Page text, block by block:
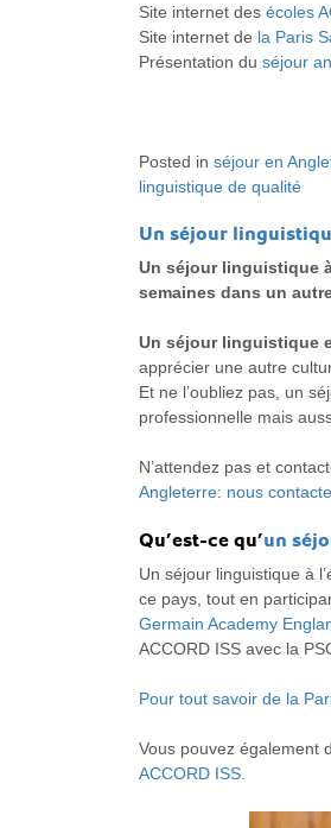
Site internet des écoles
Site internet de la Paris
Présentation du séjour
Posted in séjour en
linguistique de qualité
Un séjour
Un séjour linguistique
semaines dans un
Un séjour linguistique
apprécier une autre
Et ne l’oubliez pas, un
professionnelle mais
N’attendez pas et
Angleterre: nous
Qu’est-ce qu’un
Un séjour linguistique à
ce pays, tout en
Germain Academy
ACCORD ISS avec la
Pour tout savoir de la
Vous pouvez également
ACCORD ISS.